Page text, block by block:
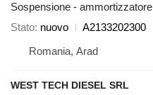
Sospensione - ammortizzatore
Stato nuovo
A2133202300
Romania, Arad
WEST TECH DIESEL SRL